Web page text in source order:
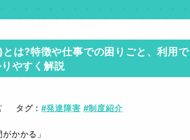
は?特徴や仕事での困りごと、利用
やすく解説
タグ #発達障害 #制度紹介
かかる」